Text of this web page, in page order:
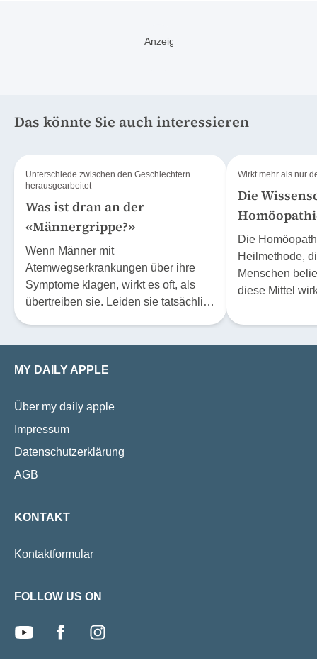
Das könnte Sie auch interessieren
Unterschiede zwischen den Geschlechtern
herausgearbeitet
Was ist dran an der
«Männergrippe?»
Wenn Männer mit
Atemwegserkrankungen über ihre
Symptome klagen, wirkt es oft, als
übertreiben sie. Leiden sie tatsächlich
Wirkt mehr als nur
Die
Die
Heilmethode,
Menschen
diese Mittel
Effekt? Der
MY DAILY APPLE
Über my daily apple
Impressum
Datenschutzerklärung
AGB
KONTAKT
Kontaktformular
FOLLOW US ON
youtube facebookinstagram